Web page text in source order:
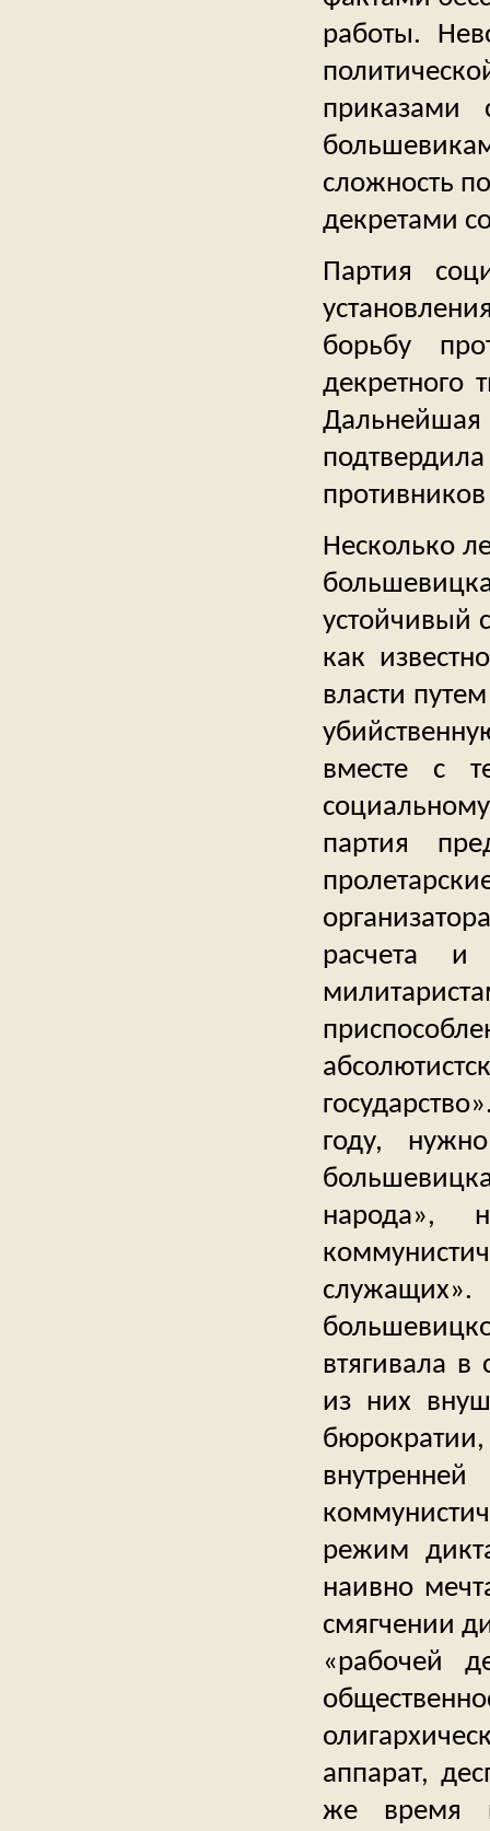
работы.
приказами
сложность
декретами
Партия
борьбу
декретного
Несколько
устойчивый
как
власти
вместе с
партия
расчета и
году,
народа»,
втягивала
из них
режим
наивно
смягчении
«рабочей
аппарат,
же время